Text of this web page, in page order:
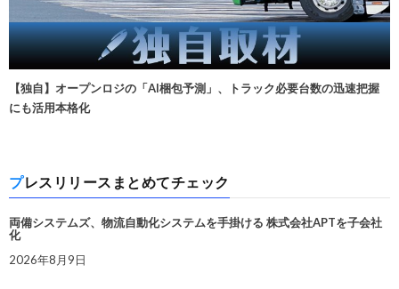
【独自】オープンロジの「AI梱包予測」、トラック必要台数の迅速把握
にも活用本格化
プレスリリースまとめてチェック
両備システムズ、物流自動化システムを手掛ける 株式会社APTを子会社
化
2026年8月9日